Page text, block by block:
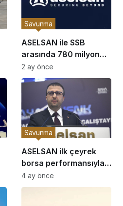
ASELSAN ile SSB
arasında 780 milyon
avroluk sözleşme
imzalandı
Savunma
2 ay önce
ASELSAN ilk çeyrek
borsa performansıyla
dünyanın önde gelen
savunma şirketlerini
Savunma
4 ay önce